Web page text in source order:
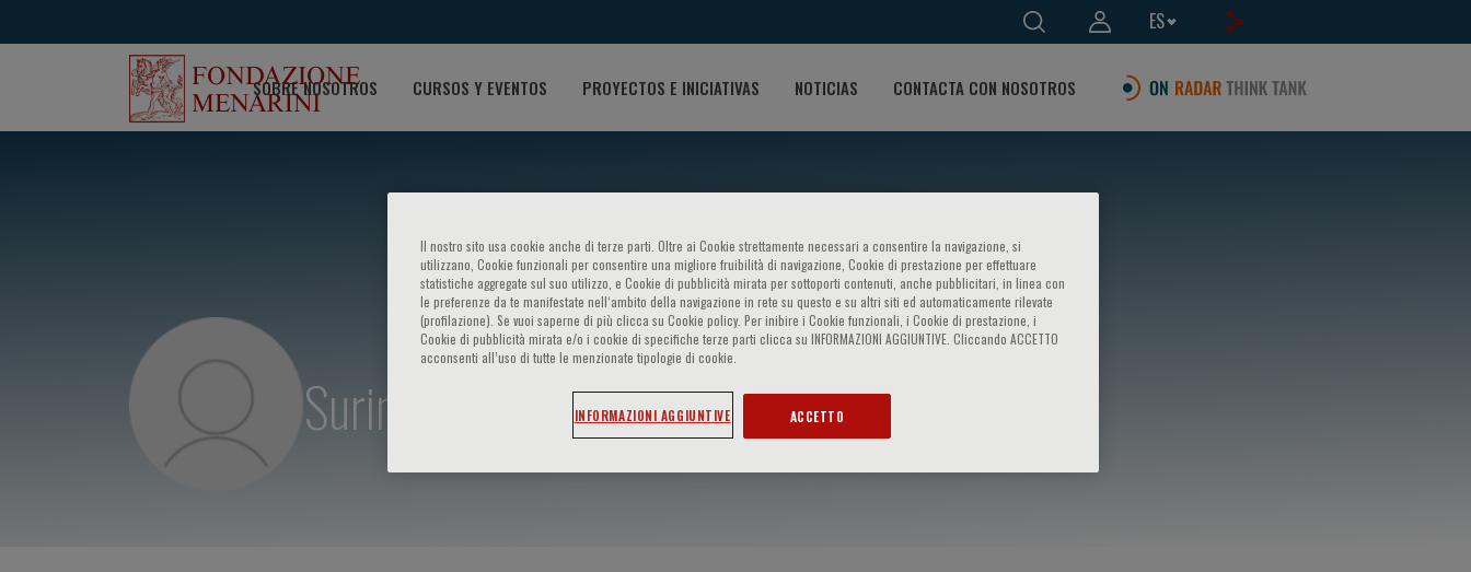
ES
SOBRE NOSOTROS CURSOS Y EVENTOS PROYECTOS E INICIATIVAS NOTICIAS CONTACTA CON NOSOTROS
Surinder Birring
Il nostro sito usa cookie anche di terze parti. Oltre ai Cookie strettamente necessari a consentire la navigazione, si
utilizzano, Cookie funzionali per consentire una migliore fruibilità di navigazione, Cookie di prestazione per effettuare
statistiche aggregate sul suo utilizzo, e Cookie di pubblicità mirata per sottoporti contenuti, anche pubblicitari, in linea con
le preferenze da te manifestate nell‘ambito della navigazione in rete su questo e su altri siti ed automaticamente rilevate
(profilazione). Se vuoi saperne di più clicca su Cookie policy. Per inibire i Cookie funzionali, i Cookie di prestazione, i
Cookie di pubblicità mirata e/o i cookie di specifiche terze parti clicca su INFORMAZIONI AGGIUNTIVE. Cliccando ACCETTO
acconsenti all’uso di tutte le menzionate tipologie di cookie.
INFORMAZIONI AGGIUNTIVE ACCETTO